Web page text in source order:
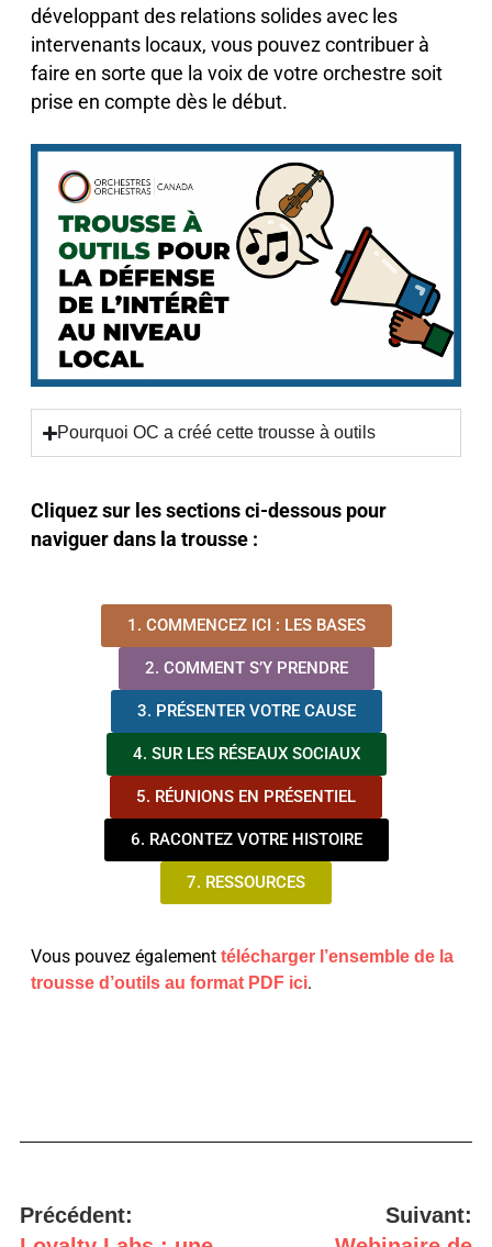
développant des relations solides avec les
intervenants locaux, vous pouvez contribuer à
faire en sorte que la voix de votre orchestre soit
prise en compte dès le début.
Pourquoi OC a créé cette trousse à outils
Cliquez sur les sections ci-dessous pour
naviguer dans la trousse :
1. COMMENCEZ ICI : LES BASES
2. COMMENT S’Y PRENDRE
3. PRÉSENTER VOTRE CAUSE
4. SUR LES RÉSEAUX SOCIAUX
5. RÉUNIONS EN PRÉSENTIEL
6. RACONTEZ VOTRE HISTOIRE
7. RESSOURCES
Vous pouvez également télécharger l’ensemble de la
trousse d’outils au format PDF ici.
Précédent:
Suivant: